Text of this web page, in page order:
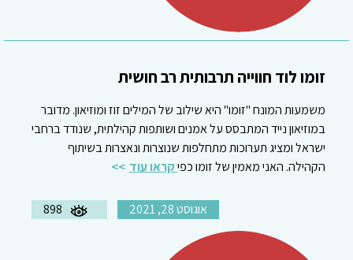
זומו לוד חווייה תרבותית רב חושית
משמעות המונח "זומו" היא שילוב של המילים זוז ומוזיאון. מדובר
במוזיאון נייד המתבסס על אמנים ושותפות קהילתית, שנודד ברחבי
ישראל ומציג תערוכות מתחלפות שנוצרות ונאצרות בשיתוף
הקהילה. האני מאמין של זומו כפיקראו עוד
אוגוסט 28, 2021 898